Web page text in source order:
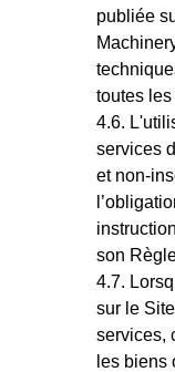
publiée
toutes
services
et non-
son
sur le
services,
les biens